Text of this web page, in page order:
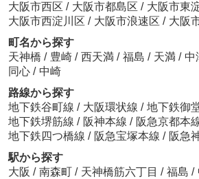
大阪市西区 / 大阪市都島区 / 大阪市東
大阪市西淀川区 / 大阪市浪速区 / 大阪
町名から探す
天神橋 / 豊崎 / 西天満 / 福島 / 天満 / 中
同心 / 中崎
路線から探す
地下鉄谷町線 / 大阪環状線 / 地下鉄御
地下鉄堺筋線 / 阪神本線 / 阪急京都本
地下鉄四つ橋線 / 阪急宝塚本線 / 阪急
駅から探す
大阪 / 南森町 / 天神橋筋六丁目 / 福島 /